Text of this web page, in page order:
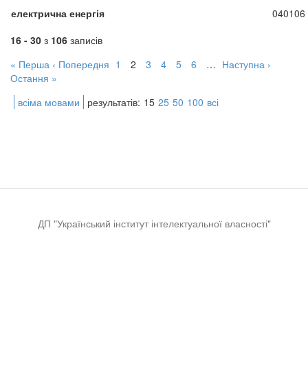
електрична енергія
040106
16 - 30 з 106 записів
« Перша ‹ Попередня 1 2 3 4 5 6 … Наступна ›
Остання »
всіма мовами
результатів: 15 25 50 100 всі
ДП "Український інститут інтелектуальної власності"